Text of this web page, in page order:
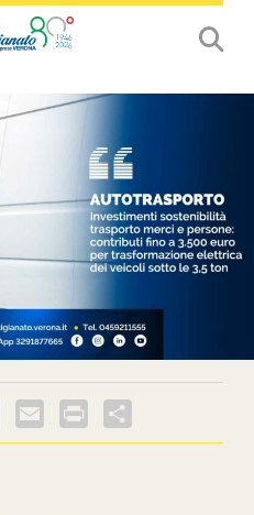
LinkedInEmail PrintFriendly